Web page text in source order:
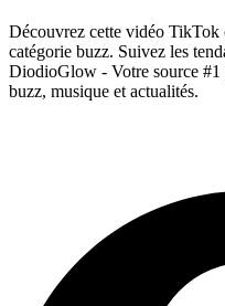
Découvrez cette vidéo TikTok
catégorie buzz. Suivez les
DiodioGlow - Votre source
buzz, musique et actualités.